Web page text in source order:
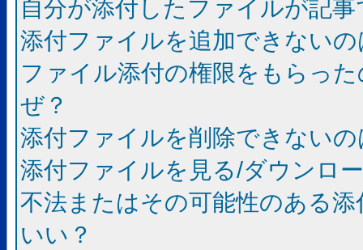
自分が添付したファイルが記
添付ファイルを追加できない
ファイル添付の権限をもらっ
ぜ？
添付ファイルを削除できない
添付ファイルを見る/ダウンロ
不法またはその可能性のある
いい？